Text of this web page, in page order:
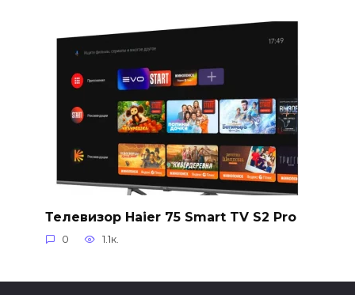
Телевизор Haier 75 Smart TV S2 Pro
0 1.1к.